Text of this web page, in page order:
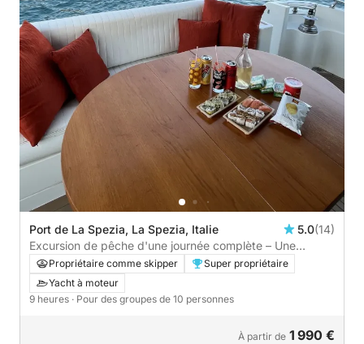
Port de La Spezia, La Spezia, Italie 5.0(14)
Excursion de pêche d'une journée complète – Une
journée consacrée à la mer
Propriétaire comme skipper
Super propriétaire
Yacht à moteur
9 heures · Pour des groupes de 10 personnes
À partir de 1 990 €